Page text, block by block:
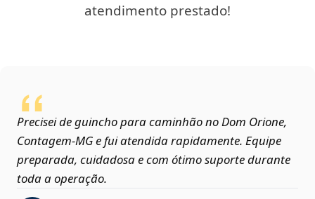
atendimento prestado!
Precisei de guincho para caminhão no Dom Orione,
Contagem‑MG e fui atendida rapidamente. Equipe
preparada, cuidadosa e com ótimo suporte durante
toda a operação.